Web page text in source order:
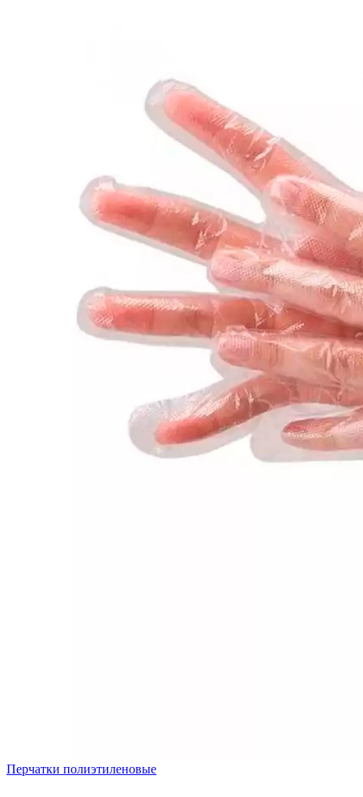
Перчатки полиэтиленовые